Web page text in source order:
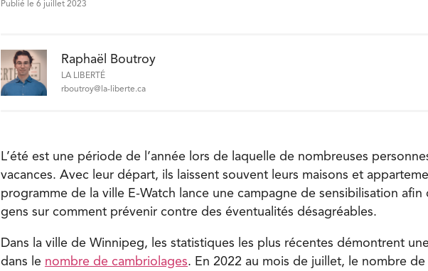
Publié le 6 juillet 2023
Raphaël Boutroy
LA LIBERTÉ
rboutroy@la-liberte.ca
L’été est une période de l’année lors de laquelle de nombreuses
vacances. Avec leur départ, ils laissent souvent leurs maisons et
programme de la ville E-Watch lance une campagne de sensibilisation afin
gens sur comment prévenir contre des éventualités désagréables.
Dans la ville de Winnipeg, les statistiques les plus récentes démontrent
dans le nombre de cambriolages. En 2022 au mois de juillet, le nombre